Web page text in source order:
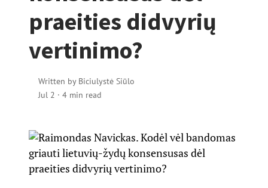
praeities didvyrių
vertinimo?
Written by Biciulystė Siūlo
Jul 2 · 4 min read